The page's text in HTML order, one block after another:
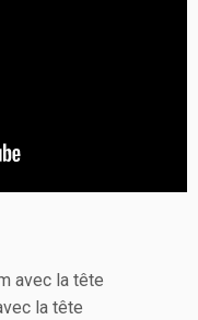
avec la tête
la tête